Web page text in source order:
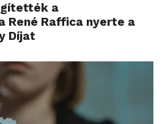
a
René Raffica nyerte a
Díjat